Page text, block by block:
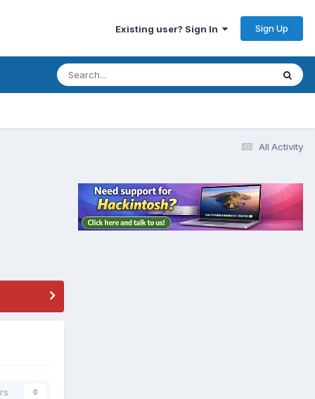
Existing user? Sign In Sign Up
All Activity
0